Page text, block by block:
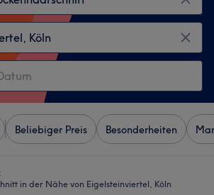
Beliebiger Preis Besonderheiten
in der Nähe von Eigelsteinviertel, Köln